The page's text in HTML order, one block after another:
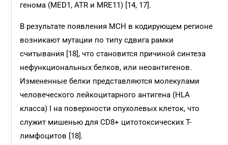
генома (MED1, ATR и MRE11) [14, 17].
В результате появления МСН в кодирующем регионе
возникают мутации по типу сдвига рамки
считывания [18], что становится причиной синтеза
нефункциональных белков, или неоантигенов.
Измененные белки представляются молекулами
человеческого лейкоцитарного антигена (HLA
класса) I на поверхности опухолевых клеток, что
служит мишенью для CD8+ цитотоксических Т-
лимфоцитов [18].